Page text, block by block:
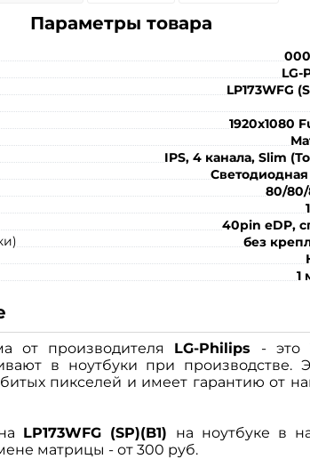
Параметры товара
LG-
LP173WFG
1920x1080
IPS, 4 канала, Slim
Светодиодная
80/
40pin eDP,
без
1
от производителя LG-Philips - это
в ноутбуки при производстве.
пикселей и имеет гарантию от
LP173WFG (SP)(B1) на ноутбуке в
матрицы - от 300 руб.